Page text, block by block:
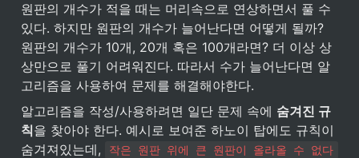
원판의 개수가 적을 때는 머리속으로 연상하면서 풀 수
있다. 하지만 원판의 개수가 늘어난다면 어떻게 될까?
원판의 개수가 10개, 20개 혹은 100개라면? 더 이상 상
상만으로 풀기 어려워진다. 따라서 수가 늘어난다면 알
고리즘을 사용하여 문제를 해결해야한다.
알고리즘을 작성/사용하려면 일단 문제 속에 숨겨진 규
칙을 찾아야 한다. 예시로 보여준 하노이 탑에도 규칙이
숨겨져있는데,
작은 원판 위에 큰 원판이 올라올 수 없다